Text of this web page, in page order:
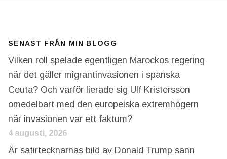
SENAST FRÅN MIN BLOGG
Vilken roll spelade egentligen Marockos regering
när det gäller migrantinvasionen i spanska
Ceuta? Och varför lierade sig Ulf Kristersson
omedelbart med den europeiska extremhögern
när invasionen var ett faktum?
4 augusti, 2026
Är satirtecknarnas bild av Donald Trump sann